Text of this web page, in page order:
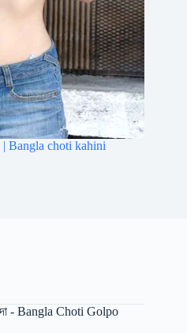
| Bangla choti kahini
- Bangla Choti Golpo